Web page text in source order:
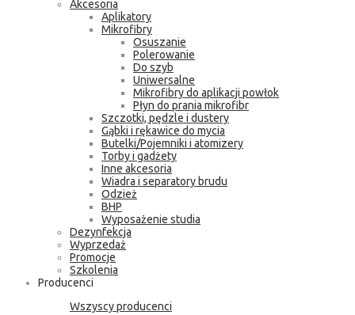
Akcesoria
Aplikatory
Mikrofibry
Osuszanie
Polerowanie
Do szyb
Uniwersalne
Mikrofibry do aplikacji powłok
Płyn do prania mikrofibr
Szczotki, pędzle i dustery
Gąbki i rękawice do mycia
Butelki/Pojemniki i atomizery
Torby i gadżety
Inne akcesoria
Wiadra i separatory brudu
Odzież
BHP
Wyposażenie studia
Dezynfekcja
Wyprzedaż
Promocje
Szkolenia
Producenci
Wszyscy producenci